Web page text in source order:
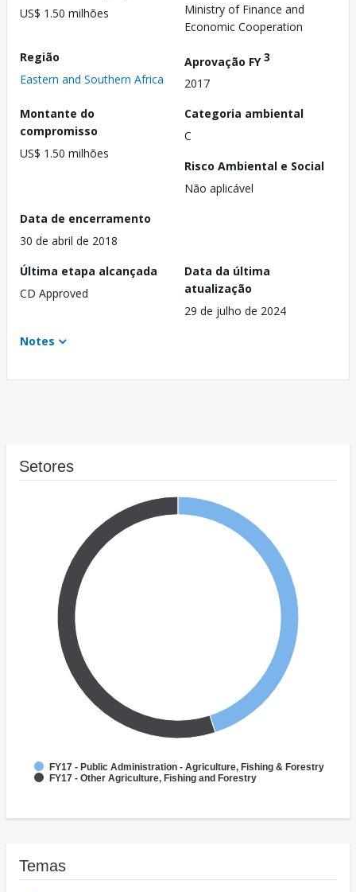
US$ 1.50 milhões
Ministry of Finance and
Economic Cooperation
Região
Eastern and Southern Africa
Aprovação FY3
2017
Montante do
compromisso
US$ 1.50 milhões
Categoria ambiental
C
Risco Ambiental e Social
Não aplicável
Data de encerramento
30 de abril de 2018
Última etapa alcançada
CD Approved
Data da última
atualização
29 de julho de 2024
Notes
Setores
FY17 - Public Administration - Agriculture, Fishing & Forestry
FY17 - Other Agriculture, Fishing and Forestry
Temas